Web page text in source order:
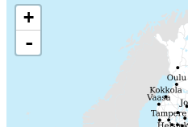
+
-